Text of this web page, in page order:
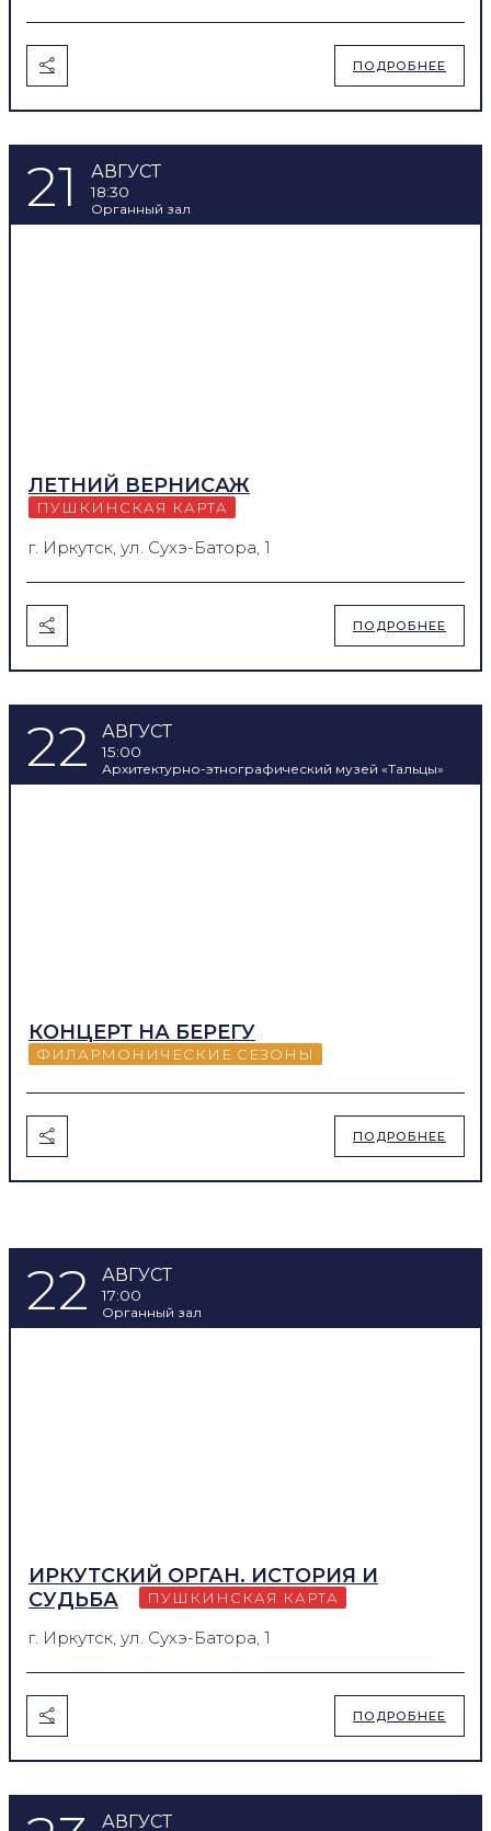
ПОДРОБНЕЕ
21 АВГУСТ
18:30
Органный зал
ЛЕТНИЙ ВЕРНИСАЖ
ПУШКИНСКАЯ КАРТА
г. Иркутск, ул. Сухэ-Батора, 1
ПОДРОБНЕЕ
22 АВГУСТ
15:00
Архитектурно-этнографический музей «Тальцы»
КОНЦЕРТ НА БЕРЕГУ
ФИЛАРМОНИЧЕСКИЕ СЕЗОНЫ
ПОДРОБНЕЕ
22 АВГУСТ
17:00
Органный зал
ИРКУТСКИЙ ОРГАН. ИСТОРИЯ И
СУДЬБА
ПУШКИНСКАЯ КАРТА
г. Иркутск, ул. Сухэ-Батора, 1
ПОДРОБНЕЕ
АВГУСТ